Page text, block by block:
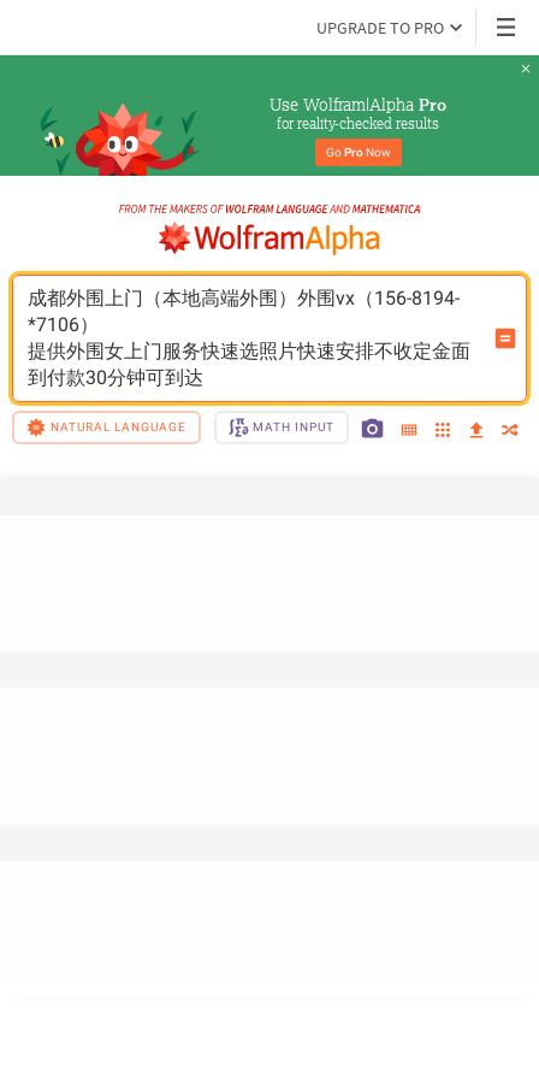
UPGRADE TO PRO
Use Wolfram|Alpha Pro
for reality-checked results
Go Pro Now
成都外围上门（本地高端外围）外围vx（156-8194-
*7106）
提供外围女上门服务快速选照片快速安排不收定金面
到付款30分钟可到达
NATURAL LANGUAGE MATH INPUT